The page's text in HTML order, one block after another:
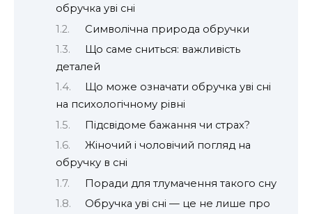
обручка уві сні
Символічна природа обручки
Що саме сниться: важливість
деталей
Що може означати обручка уві сні
на психологічному рівні
Підсвідоме бажання чи страх?
Жіночий і чоловічий погляд на
обручку в сні
Поради для тлумачення такого сну
Обручка уві сні — це не лише про